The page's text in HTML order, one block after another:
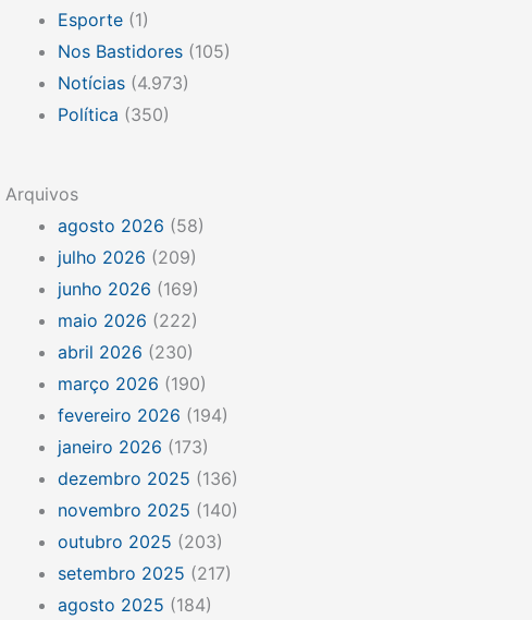
Esporte (1)
Nos Bastidores (105)
Notícias (4.973)
Política (350)
Arquivos
agosto 2026 (58)
julho 2026 (209)
junho 2026 (169)
maio 2026 (222)
abril 2026 (230)
março 2026 (190)
fevereiro 2026 (194)
janeiro 2026 (173)
dezembro 2025 (136)
novembro 2025 (140)
outubro 2025 (203)
setembro 2025 (217)
agosto 2025 (184)